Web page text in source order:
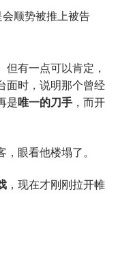
顺势被推上被告
有一点可以肯定，
面时，说明那个曾经
是唯一的刀手 ，而开
眼看他楼塌了。
，现在才刚刚拉开帷